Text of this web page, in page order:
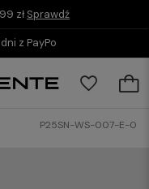
zł Sprawdź
z PayPo
P25SN-WS-007-E-0